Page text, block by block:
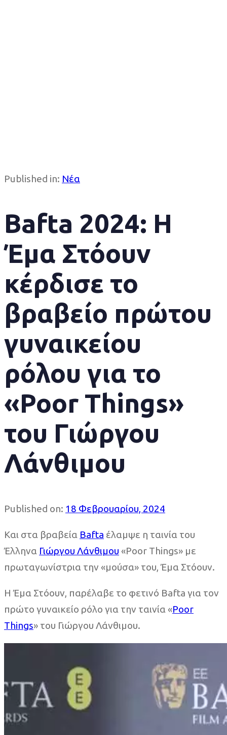
Published in: Νέα
Bafta 2024: Η
Έμα Στόουν
κέρδισε το
βραβείο πρώτου
γυναικείου
ρόλου για το
«Poor Things»
του Γιώργου
Λάνθιμου
Published on: 18 Φεβρουαρίου, 2024
Και στα βραβεία Bafta έλαμψε η ταινία του
Έλληνα Γιώργου Λάνθιμου «Poor Things» με
πρωταγωνίστρια την «μούσα» του, Έμα Στόουν.
Η Έμα Στόουν, παρέλαβε το φετινό Bafta για τον
πρώτο γυναικείο ρόλο για την ταινία «Poor
Things» του Γιώργου Λάνθιμου.